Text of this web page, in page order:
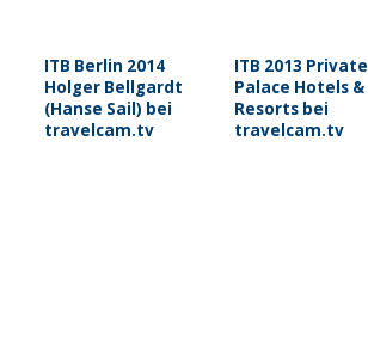
ITB Berlin 2014
Holger Bellgardt
(Hanse Sail) bei
travelcam.tv
ITB 2013 Private
Palace Hotels &
Resorts bei
travelcam.tv